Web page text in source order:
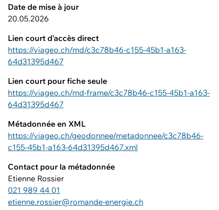
Date de mise à jour
20.05.2026
Lien court d'accès direct
https://viageo.ch/md/c3c78b46-c155-45b1-a163-
64d31395d467
Lien court pour fiche seule
https://viageo.ch/md-frame/c3c78b46-c155-45b1-a163-
64d31395d467
Métadonnée en XML
https://viageo.ch/geodonnee/metadonnee/c3c78b46-
c155-45b1-a163-64d31395d467.xml
Contact pour la métadonnée
Etienne Rossier
021 989 44 01
etienne.rossier@romande-energie.ch